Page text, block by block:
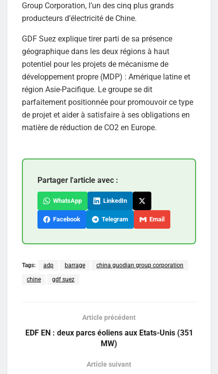
Group Corporation, l’un des cinq plus grands
producteurs d’électricité de Chine.
GDF Suez explique tirer parti de sa présence
géographique dans les deux régions à haut
potentiel pour les projets de mécanisme de
développement propre (MDP) : Amérique latine et
région Asie-Pacifique. Le groupe se dit
parfaitement positionnée pour promouvoir ce type
de projet et aider à satisfaire à ses obligations en
matière de réduction de CO2 en Europe.
Partager l'article avec :
WhatsApp LinkedIn
Facebook Telegram Email
Tags: adp barrage china guodian group corporation
chine gdf suez
Article précédent
EDF EN : deux parcs éoliens aux Etats-Unis (351
MW)
Article suivant